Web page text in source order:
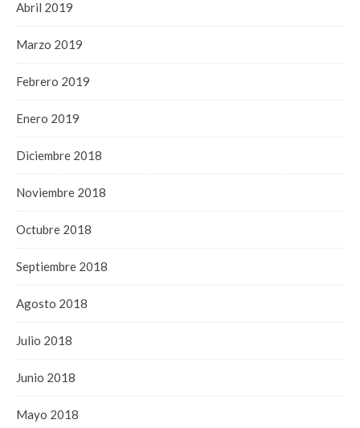
Abril 2019
Marzo 2019
Febrero 2019
Enero 2019
Diciembre 2018
Noviembre 2018
Octubre 2018
Septiembre 2018
Agosto 2018
Julio 2018
Junio 2018
Mayo 2018